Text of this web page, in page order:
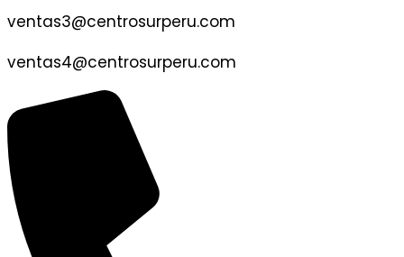
ventas3@centrosurperu.com
ventas4@centrosurperu.com